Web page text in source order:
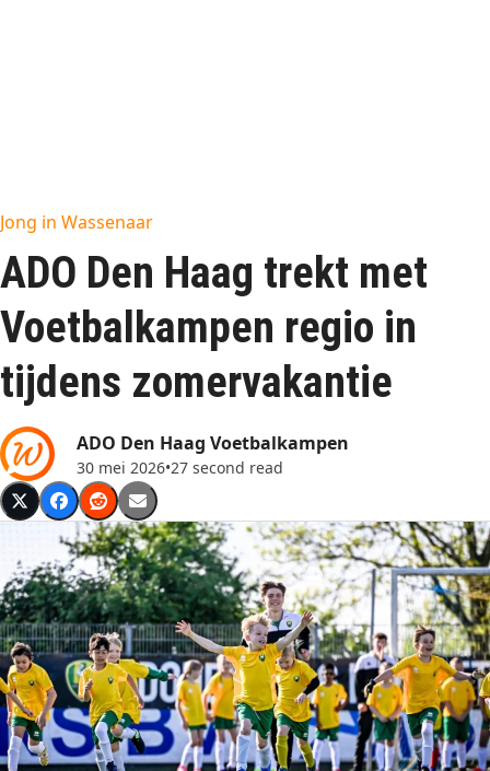
Jong in Wassenaar
ADO Den Haag trekt met
Voetbalkampen regio in
tijdens zomervakantie
ADO Den Haag Voetbalkampen
30 mei 2026•27 second read